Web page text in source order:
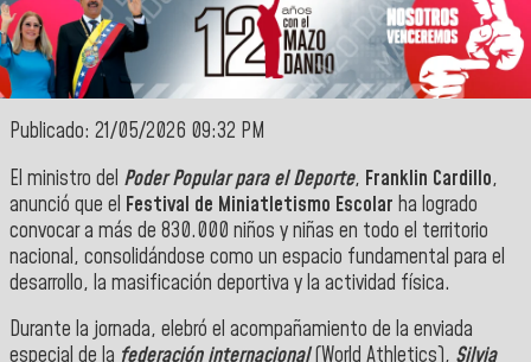
Publicado: 21/05/2026 09:32 PM
El ministro del Poder Popular para el Deporte, Franklin Cardillo,
anunció que el Festival de Miniatletismo Escolar ha logrado
convocar a más de 830.000 niños y niñas en todo el territorio
nacional, consolidándose como un espacio fundamental para el
desarrollo, la masificación deportiva y la actividad física.
Durante la jornada, elebró el acompañamiento de la enviada